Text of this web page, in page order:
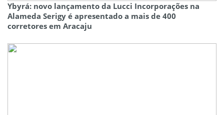
Ybyrá: novo lançamento da Lucci Incorporações na
Alameda Serigy é apresentado a mais de 400
corretores em Aracaju